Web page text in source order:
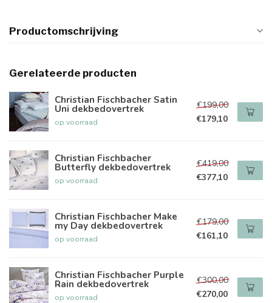
Productomschrijving
Gerelateerde producten
Christian Fischbacher Satin
Uni dekbedovertrek
op voorraad
€199,00
€179,10
Christian Fischbacher
Butterfly dekbedovertrek
op voorraad
€419,00
€377,10
Christian Fischbacher Make
my Day dekbedovertrek
op voorraad
€179,00
€161,10
Christian Fischbacher Purple
Rain dekbedovertrek
op voorraad
€300,00
€270,00